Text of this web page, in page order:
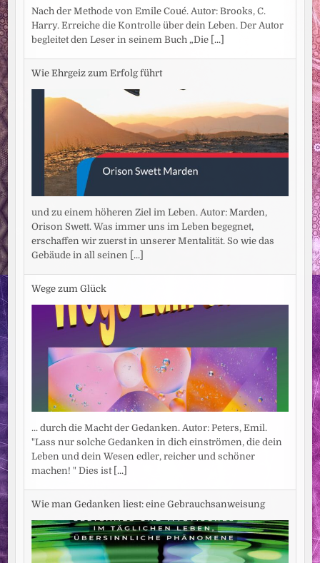
Nach der Methode von Emile Coué. Autor: Brooks, C.
Harry. Erreiche die Kontrolle über dein Leben. Der Autor
begleitet den Leser in seinem Buch „Die [...]
Wie Ehrgeiz zum Erfolg führt
und zu einem höheren Ziel im Leben. Autor: Marden,
Orison Swett. Was immer uns im Leben begegnet,
erschaffen wir zuerst in unserer Mentalität. So wie das
Gebäude in all seinen
[...]
Wege zum Glück
... durch die Macht der Gedanken. Autor: Peters, Emil.
"Lass nur solche Gedanken in dich einströmen, die dein
Leben und dein Wesen edler, reicher und schöner
machen! " Dies ist [...]
Wie man Gedanken liest: eine Gebrauchsanweisung